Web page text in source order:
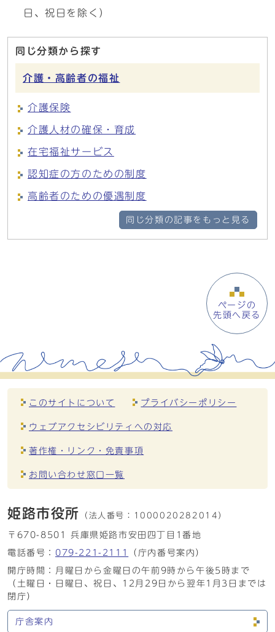
日、祝日を除く）
同じ分類から探す
介護・高齢者の福祉
介護保険
介護人材の確保・育成
在宅福祉サービス
認知症の方のための制度
高齢者のための優遇制度
同じ分類の記事をもっと見る
ページの
先頭へ戻る
このサイトについて プライバシーポリシー
ウェブアクセシビリティへの対応
著作権・リンク・免責事項
お問い合わせ窓口一覧
姫路市役所 （法人番号： 1000020282014）
〒670-8501 兵庫県姫路市安田四丁目1番地
電話番号： 079-221-2111
（庁内番号案内）
開庁時間：月曜日から金曜日の午前9時から午後5時まで
（土曜日・日曜日、祝日、12月29日から翌年1月3日までは
閉庁）
庁舎案内